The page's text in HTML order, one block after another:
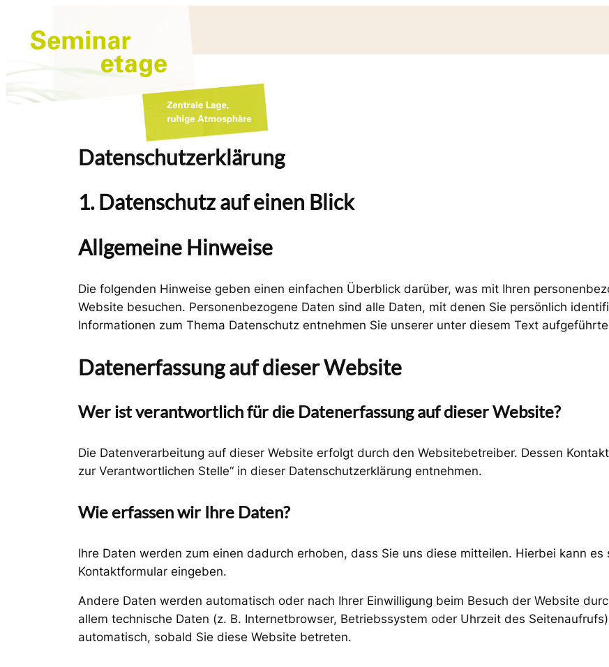
Inhalt
springen
Datenschutz­erklärung
1. Datenschutz auf einen Blick
Allgemeine Hinweise
Die folgenden Hinweise geben einen einfachen Überblick darüber, was mit Ihren
Website besuchen. Personenbezogene Daten sind alle Daten, mit denen Sie persönlich
Informationen zum Thema Datenschutz entnehmen Sie unserer unter diesem Text
Datenerfassung auf dieser Website
Wer ist verantwortlich für die Datenerfassung auf dieser Website?
Die Datenverarbeitung auf dieser Website erfolgt durch den Websitebetreiber. Dessen
zur Verantwortlichen Stelle“ in dieser Datenschutzerklärung entnehmen.
Wie erfassen wir Ihre Daten?
Ihre Daten werden zum einen dadurch erhoben, dass Sie uns diese mitteilen. Hierbei kann
Kontaktformular eingeben.
Andere Daten werden automatisch oder nach Ihrer Einwilligung beim Besuch der Website
allem technische Daten (z. B. Internetbrowser, Betriebssystem oder Uhrzeit des
automatisch, sobald Sie diese Website betreten.